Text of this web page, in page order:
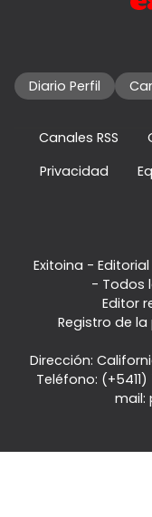
Diario Perfil
Canales RSS
Privacidad
Exitoina - Editorial
- Todos
Editor
Registro de
Dirección:
Teléfono: (+5411)
mail: